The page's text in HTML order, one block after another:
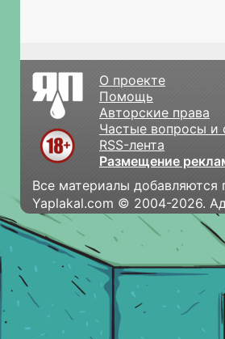
О проекте
Помощь
Авторские права
Частые вопросы и
RSS-лента
Размещение
Все материалы добавляются
Yaplakal.com © 2004-2026.